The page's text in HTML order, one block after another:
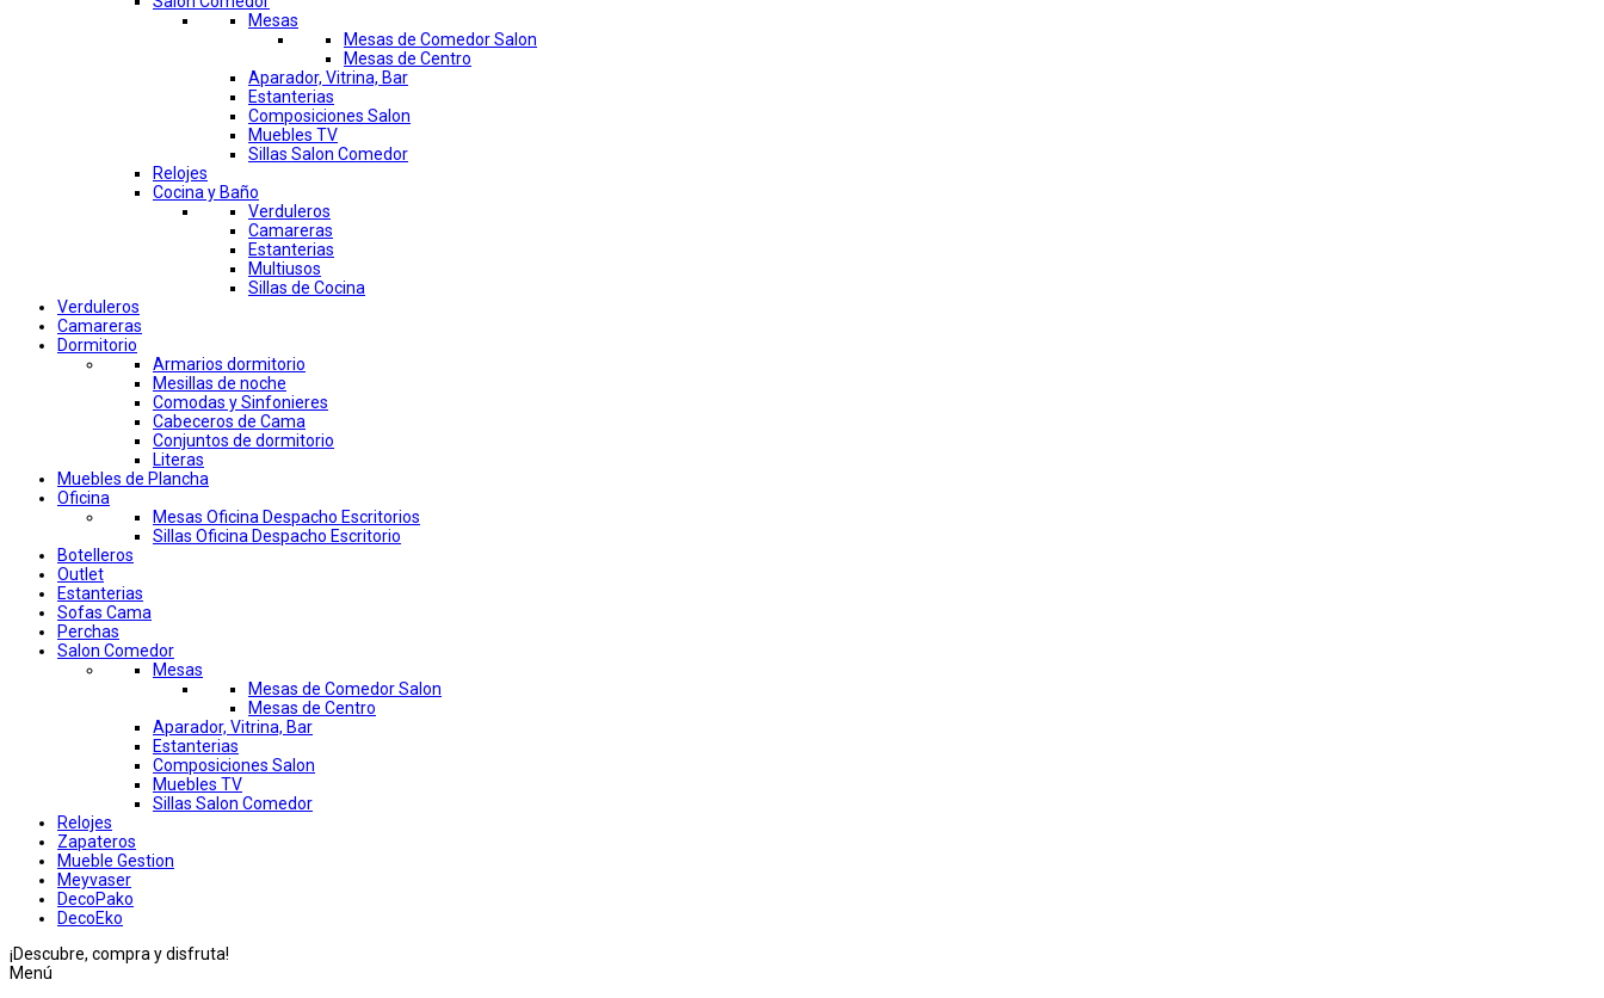
Mesas
Mesas de Comedor Salon
Mesas de Centro
Aparador, Vitrina, Bar
Estanterias
Composiciones Salon
Muebles TV
Sillas Salon Comedor
Relojes
Cocina y Baño
Verduleros
Camareras
Estanterias
Multiusos
Sillas de Cocina
Verduleros
Camareras
Dormitorio
Armarios dormitorio
Mesillas de noche
Comodas y Sinfonieres
Cabeceros de Cama
Conjuntos de dormitorio
Literas
Muebles de Plancha
Oficina
Mesas Oficina Despacho Escritorios
Sillas Oficina Despacho Escritorio
Botelleros
Outlet
Estanterias
Sofas Cama
Perchas
Salon Comedor
Mesas
Mesas de Comedor Salon
Mesas de Centro
Aparador, Vitrina, Bar
Estanterias
Composiciones Salon
Muebles TV
Sillas Salon Comedor
Relojes
Zapateros
Mueble Gestion
Meyvaser
DecoPako
DecoEko
¡Descubre, compra y disfruta!
Menú